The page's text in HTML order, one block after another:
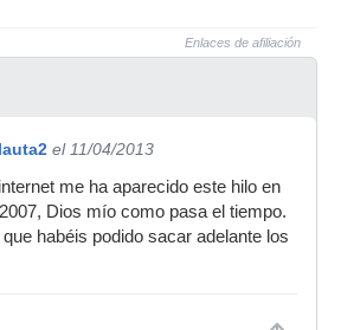
Enlaces de afiliación
el 11/04/2013
me ha aparecido este hilo en
Dios mío como pasa el tiempo.
habéis podido sacar adelante los